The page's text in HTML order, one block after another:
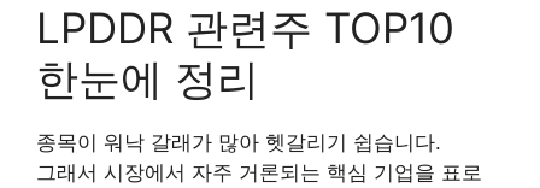
LPDDR 관련주 TOP10
한눈에 정리
종목이 워낙 갈래가 많아 헷갈리기 쉽습니다.
그래서 시장에서 자주 거론되는 핵심 기업을 표로